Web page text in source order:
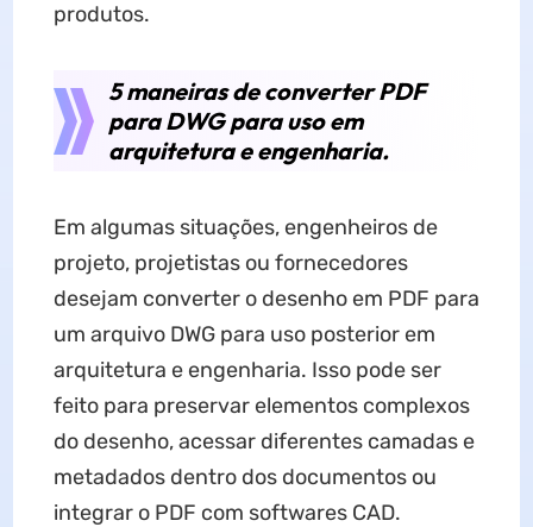
produtos.
5 maneiras de converter PDF
para DWG para uso em
arquitetura e engenharia.
Em algumas situações, engenheiros de
projeto, projetistas ou fornecedores
desejam converter o desenho em PDF para
um arquivo DWG para uso posterior em
arquitetura e engenharia. Isso pode ser
feito para preservar elementos complexos
do desenho, acessar diferentes camadas e
metadados dentro dos documentos ou
integrar o PDF com softwares CAD.